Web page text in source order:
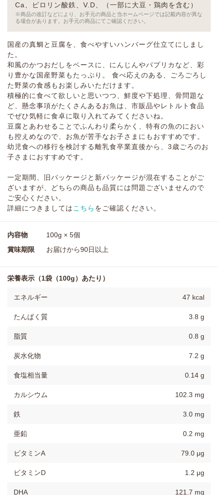
Ca、ピロリン酸鉄、V.D、（一部に大豆・鶏肉を含む）
※商品の改訂などにより、お手元の商品と当ホームページでは記載内容が異な
る場合があります。お手元の商品にてご確認ください。
国産の真鯛と豆腐を、食べやすいハンバーグ仕立てにしまし
た。
和風のかつおだしをベースに、にんじんやパプリカなど、彩
り豊かな国産野菜もたっぷり。 食べ応えのある、ごろごろし
た野菜の食感もお楽しみいただけます。
積極的に食べて欲しいと思いつつ、鮮度や下処理、骨問題な
ど、懸念事項がたくさんあるお魚は、市販品やレトルト食品
でぜひ気軽に食卓に取り入れてみてくださいね。
豆腐とあわせることでふんわり柔らかく、特有の魚のにおい
も控えめなので、お魚が苦手なお子さまにもおすすめです。
幼児食への移行を検討する離乳食卒業直後から、3歳ごろのお
子さまにおすすめです。
一定期間、旧パッケージと新パッケージが混在することがご
ざいますが、どちらの商品も品質には問題ございませんので
ご安心ください。
詳細につきましては こちら をご確認ください。
内容物
100g × 5個
賞味期限
お届けから90日以上
栄養表示（1袋（100g）あたり）
エネルギー 47 kcal
たんぱく質 3.8 g
脂質 0.8 g
炭水化物 7.2 g
食塩相当量 0.14 g
カルシウム 102.3 mg
鉄 3.0 mg
亜鉛 0.2 mg
ビタミンA 79.0 μg
ビタミンD 1.2 μg
DHA 121.7 mg